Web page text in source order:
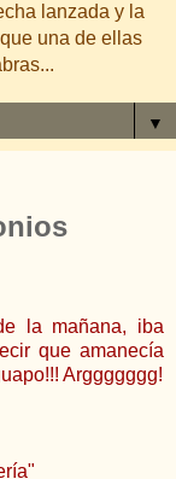
lanzada y la
una de ellas
▼
la mañana, iba
que amanecía
Arggggggg!